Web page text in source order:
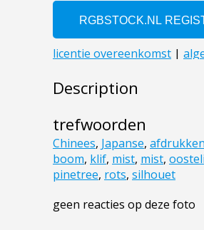
Description
trefwoorden
Chinees, Japanse, afdrukken
boom, klif, mist, mist,
pinetree, rots, silhouet
geen reacties op deze foto